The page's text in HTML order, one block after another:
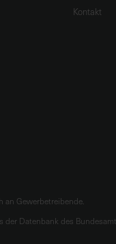
Kontakt
an Gewerbetreibende.
Datenbank des